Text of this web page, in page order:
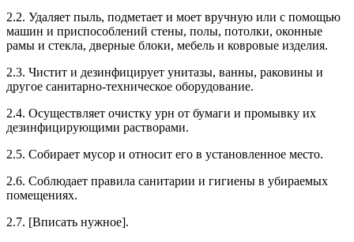
2.2. Удаляет пыль, подметает и моет вручную или с помощью
машин и приспособлений стены, полы, потолки, оконные
рамы и стекла, дверные блоки, мебель и ковровые изделия.
2.3. Чистит и дезинфицирует унитазы, ванны, раковины и
другое санитарно-техническое оборудование.
2.4. Осуществляет очистку урн от бумаги и промывку их
дезинфицирующими растворами.
2.5. Собирает мусор и относит его в установленное место.
2.6. Соблюдает правила санитарии и гигиены в убираемых
помещениях.
2.7. [Вписать нужное].